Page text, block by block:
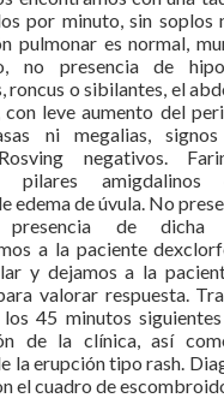
por minuto, sin soplos
pulmonar es normal,
no presencia de
roncus o sibilantes, el
con leve aumento del
ni megalias,
negativos.
pilares amigdalinos
edema de úvula. No
de dicha
a la paciente
y dejamos a la
valorar respuesta.
45 minutos
de la clínica, así
la erupción tipo rash.
el cuadro de